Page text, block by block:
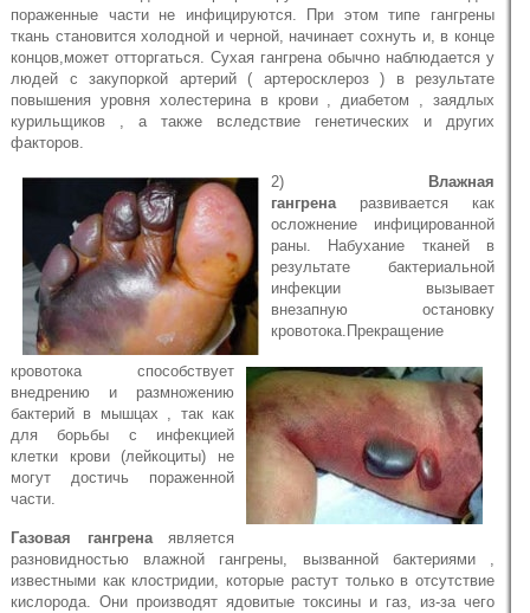
пораженные части не инфицируются. При этом типе гангрены
ткань становится холодной и черной, начинает сохнуть и, в конце
концов,может отторгаться. Сухая гангрена обычно наблюдается у
людей с закупоркой артерий ( артеросклероз ) в результате
повышения уровня холестерина в крови , диабетом , заядлых
курильщиков , а также вследствие генетических и других
факторов.
2)
Влажная
гангренаразвивается как
осложнение инфицированной
раны. Набухание тканей в
результате бактериальной
инфекции вызывает
внезапную остановку
кровотока. Прекращение
кровотока способствует
внедрению и размножению
бактерий в мышцах , так как
для борьбы с инфекцией
клетки крови (лейкоциты) не
могут достичь пораженной
части.
Газовая гангренаявляется
разновидностью влажной гангрены, вызванной бактериями ,
известными как клостридии, которые растут только в отсутствие
кислорода. Они производят ядовитые токсины и газ, из-за чего